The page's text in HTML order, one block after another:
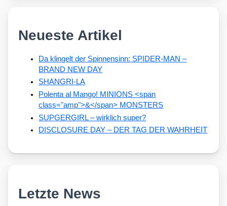
Neueste Artikel
Da klingelt der Spinnensinn: SPIDER-MAN –
BRAND NEW DAY
SHANGRI-LA
Polenta al Mango! MINIONS <span
class="amp">&</span> MONSTERS
SUPGERGIRL – wirklich super?
DISCLOSURE DAY – DER TAG DER WAHRHEIT
Letzte News